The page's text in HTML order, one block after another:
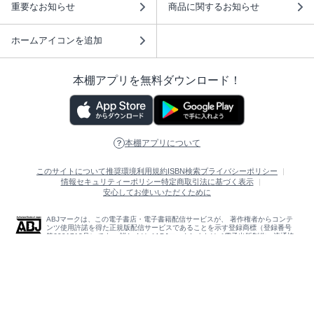
重要なお知らせ 商品に関するお知らせ
ホームアイコンを追加
本棚アプリを無料ダウンロード！
本棚アプリについて
このサイトについて推奨環境利用規約ISBN検索プライバシーポリシー
情報セキュリティーポリシー特定商取引法に基づく表示
安心してお使いいただくために
ABJマークは、この電子書店・電子書籍配信サービスが、 著作権者からコンテ
ンツ使用許諾を得た正規版配信サービスであることを示す登録商標（登録番号
第6091713号）です。 詳しくは［ABJマーク］または［電子出版制作・流通協